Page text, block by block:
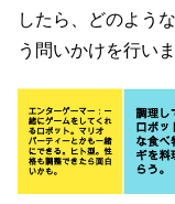
したら、どのよう
う問いかけを行い